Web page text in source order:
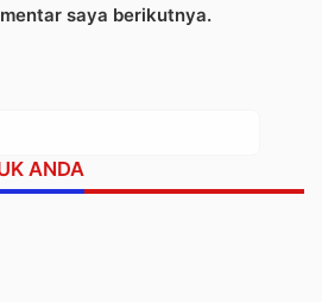
saya berikutnya.
ANDA